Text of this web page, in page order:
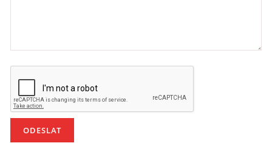
VÝTVARNÉ AKTIVITY - PODZIM
VÝTVARNÉ AKTIVITY - ZIMA